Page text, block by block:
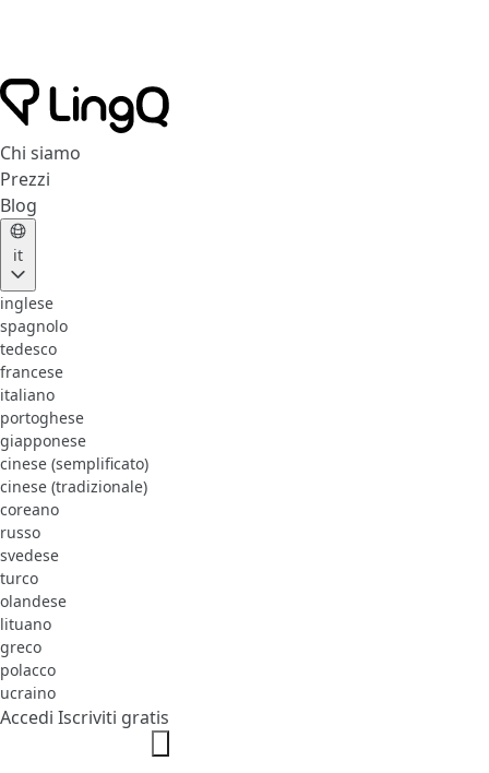
Chi siamo
Prezzi
Blog
it
inglese
spagnolo
tedesco
francese
italiano
portoghese
giapponese
cinese (semplificato)
cinese (tradizionale)
coreano
russo
svedese
turco
olandese
lituano
greco
polacco
ucraino
Accedi Iscriviti gratis